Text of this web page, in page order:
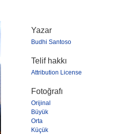
Yazar
Budhi Santoso
Telif hakkı
Attribution License
Fotoğrafı
Orijinal
Büyük
Orta
Küçük